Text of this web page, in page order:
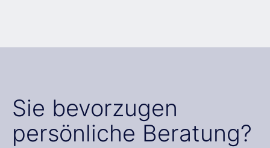
Sie bevorzugen
persönliche Beratung?